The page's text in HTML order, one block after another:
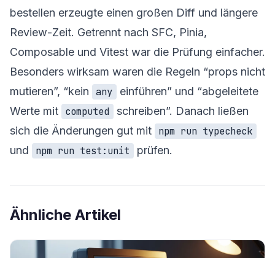
bestellen erzeugte einen großen Diff und längere
Review-Zeit. Getrennt nach SFC, Pinia,
Composable und Vitest war die Prüfung einfacher.
Besonders wirksam waren die Regeln “props nicht
mutieren”, “kein any
einführen” und “abgeleitete
Werte mit computed
schreiben”. Danach ließen
sich die Änderungen gut mit npm run typecheck
und
npm run test:unit prüfen.
Ähnliche Artikel